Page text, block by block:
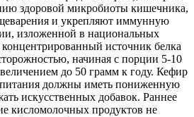
здоровой микробиоты кишечника,
и укрепляют иммунную
изложенной в национальных
источник белка
начиная с порции 5-10
до 50 грамм к году. Кефир
питания должны иметь пониженную
искусственных добавок. Раннее
кисломолочных продуктов не